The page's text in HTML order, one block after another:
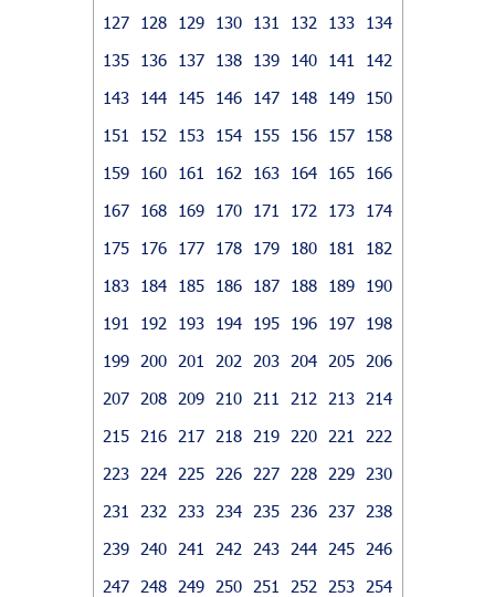
127
128 129 130 131 132 133
134
135
136 137 138 139 140 141
142
143
144 145 146 147 148 149
150
151
152 153 154 155 156 157
158
159
160 161 162 163 164 165
166
167
168 169 170 171 172 173
174
175
176 177 178 179 180 181
182
183
184 185 186 187 188 189
190
191
192 193 194 195 196 197
198
199
200 201 202 203 204 205
206
207
208 209 210 211 212 213
214
215
216 217 218 219 220 221
222
223
224 225 226 227 228 229
230
231
232 233 234 235 236 237
238
239
240 241 242 243 244 245
246
247
248 249 250 251 252 253
254